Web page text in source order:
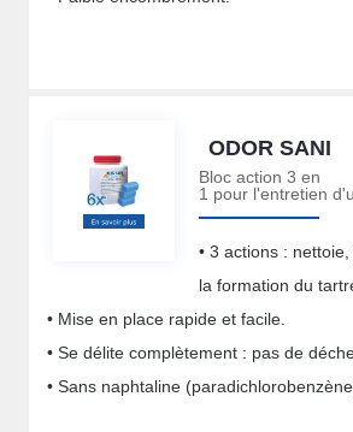
ODOR SANI
Bloc action 3 en
1 pour l'entretien
• 3 actions :
la formation du
• Mise en place rapide et facile.
• Se délite complètement : pas de
• Sans naphtaline